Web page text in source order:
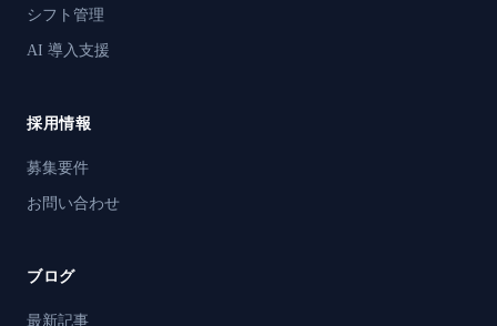
シフト管理
AI 導入支援
採用情報
募集要件
お問い合わせ
ブログ
最新記事